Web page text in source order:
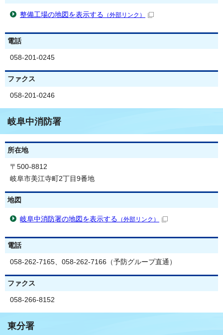
整備工場の地図を表示する （外部リンク）
電話
058-201-0245
ファクス
058-201-0246
岐阜中消防署
所在地
〒500-8812
岐阜市美江寺町2丁目9番地
地図
岐阜中消防署の地図を表示する （外部リンク）
電話
058-262-7165、058-262-7166（予防グループ直通）
ファクス
058-266-8152
東分署